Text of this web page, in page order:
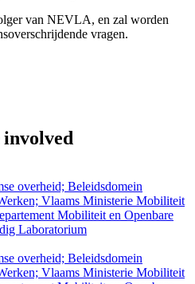
van NEVLA, en zal worden
vragen.
overheid; Beleidsdomein
Vlaams Ministerie Mobiliteit
Mobiliteit en Openbare
Laboratorium
overheid; Beleidsdomein
Vlaams Ministerie Mobiliteit